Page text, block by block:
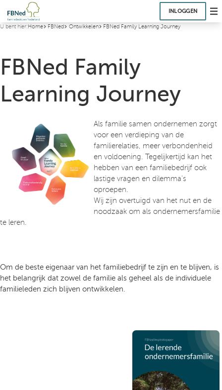
INLOGGEN
U bent hier:Home FBNed Ontwikkelen FBNed Family Learning Journey
FBNed Family
Learning Journey
Als familie samen ondernemen zorgt
voor een verdieping van de
familierelaties, meer verbondenheid
en voldoening. Tegelijkertijd kan het
hebben van een familiebedrijf ook
lastige vragen en dilemma’s
oproepen.
Wij zijn overtuigd van het nut en de
noodzaak om als ondernemersfamilie
te leren.
Om de beste eigenaar van het familiebedrijf te zijn en te blijven, is
het belangrijk dat zowel de familie als geheel als de individuele
familieleden zich blijven ontwikkelen.